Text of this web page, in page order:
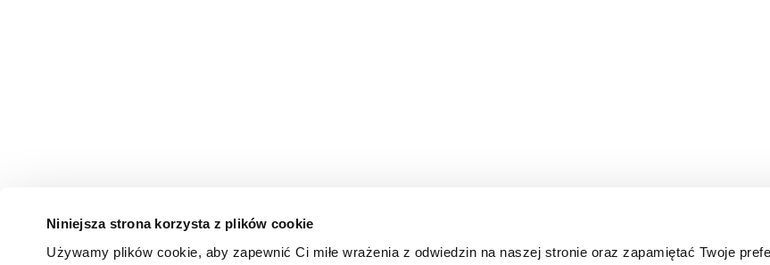
Niniejsza strona korzysta z plików cookie
Używamy plików cookie, aby zapewnić Ci miłe wrażenia z odwiedzin na naszej stronie oraz zapamiętać Twoje